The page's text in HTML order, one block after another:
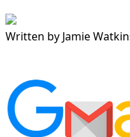
Written by Jamie